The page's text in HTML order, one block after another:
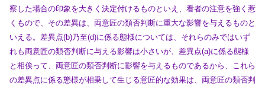
察した場合の印象を大きく決定付けるものといえ、看者の注意を強く惹
くもので、その差異は、両意匠の類否判断に重大な影響を与えるものと
いえる。差異点(b)乃至(d)に係る態様については、それらのみではいず
れも両意匠の類否判断に与える影響は小さ いが、差異点(a)に係る態様
と相俟って、両意匠の類否判断に影響を与えるものであるから、これら
の差異点に係る態様が相乗して生じる意匠的な効果は、両意匠の類否判